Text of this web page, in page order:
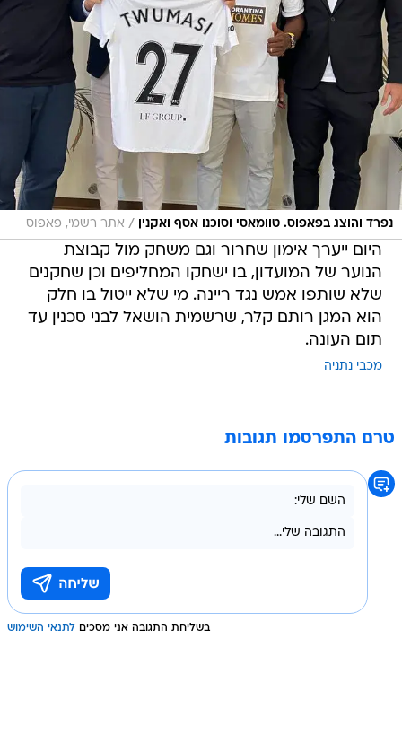
נפרד והוצג בפאפוס. טוומאסי וסוכנו אסף ואקנין / אתר רשמי, פאפוס
היום ייערך אימון שחרור וגם משחק מול קבוצת
הנוער של המועדון, בו ישחקו המחליפים וכן שחקנים
שלא שותפו אמש נגד ריינה. מי שלא ייטול בו חלק
הוא המגן רותם קלר, שרשמית הושאל לבני סכנין עד
תום העונה.
מכבי נתניה
טרם התפרסמו תגובות
בשליחת התגובה אני מסכים לתנאי השימוש